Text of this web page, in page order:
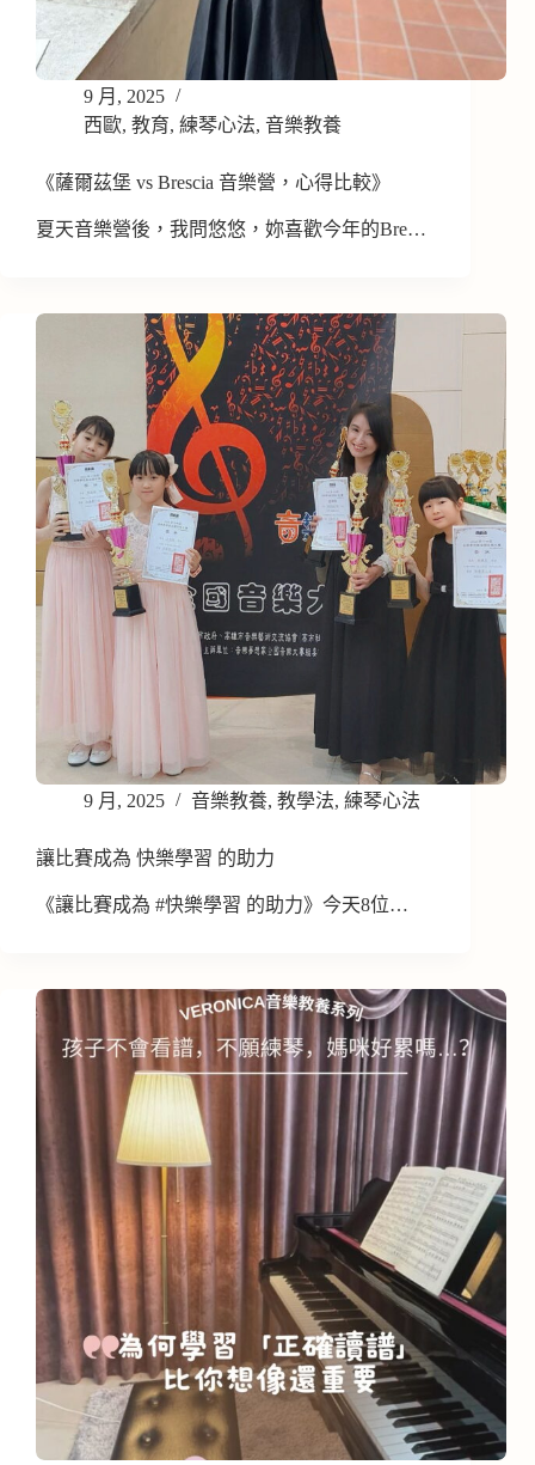
9 月, 2025
西歐, 教育, 練琴心法, 音樂教養
《薩爾茲堡 vs Brescia 音樂營，心得比較》
夏天音樂營後，我問悠悠，妳喜歡今年的Bre…
9 月, 2025 音樂教養, 教學法, 練琴心法
讓比賽成為 快樂學習 的助力
《讓比賽成為 #快樂學習 的助力》今天8位…